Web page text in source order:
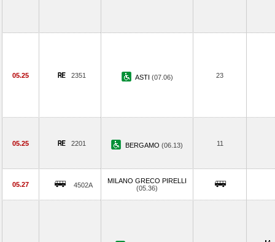
05.25 2351 ASTI (07.06) 23
05.25 2201 BERGAMO (06.13) 11
05.27 4502A
MILANO GRECO PIRELLI
(05.36)